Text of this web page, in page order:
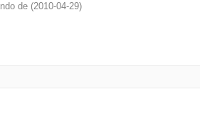
de (2010-04-29)